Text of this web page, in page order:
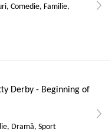
Comedie, Familie,
Derby - Beginning of
Dramă, Sport